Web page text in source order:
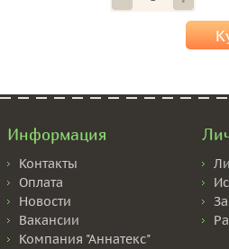
Информация
Контакты
Оплата
Новости
Вакансии
Компания "Аннатекс"